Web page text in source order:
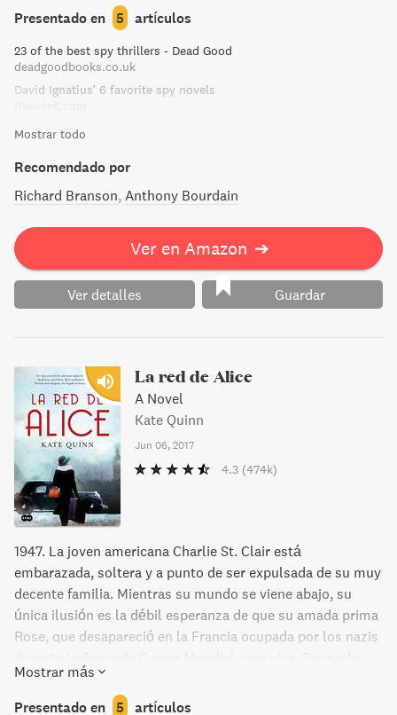
americano impasible, un agente secreto estadounidense
de carácter extraordinariamente ingenuo, y Fuong, una
joven anamita de la que están enamorados los dos
hombres, y que no acaba de reconocer sus sentimientos.
Reflexión sobre la culpa, la inocencia y la fidelidad, esta
Presentado en 5 artículos
23 of the best spy thrillers - Dead Good
deadgoodbooks.co.uk
David Ignatius' 6 favorite spy novels
Mostrar todo
Recomendado por
Richard Branson Anthony Bourdain
Ver en Amazon ➔
Ver detalles Guardar
La red de Alice
A Novel
Kate Quinn
Jun 06, 2017
4.3 (474k)
1947. La joven americana Charlie St. Clair está
embarazada, soltera y a punto de ser expulsada de su muy
decente familia. Mientras su mundo se viene abajo, su
única ilusión es la débil esperanza de que su amada prima
Rose, que desapareció en la Francia ocupada por los nazis
que, cuando sus padres la envían a Europa a solucionar su
«pequeño problema», Charlie opta por escapar y dirigirse
Mostrar más
Presentado en 5 artículos